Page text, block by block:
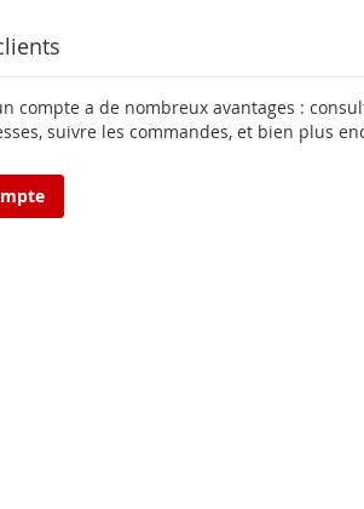
compte a de nombreux avantages :
suivre les commandes, et bien plus